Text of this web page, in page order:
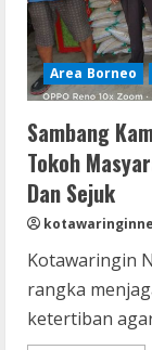
Area Borneo
Sambang
Tokoh
Dan Sejuk
Kotawaringin
rangka
ketertiban